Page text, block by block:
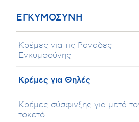
ΕΓΚΥΜΟΣΥΝΗ
Κρέμες για τις Ραγαδες
Εγκυμοσύνης
Κρέμες για Θηλές
Κρέμες σύσφιγξης για μετά
τοκετό